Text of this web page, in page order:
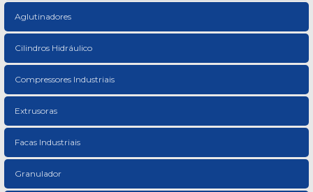
Aglutinadores
Cilindros Hidráulico
Compressores Industriais
Extrusoras
Facas Industriais
Granulador